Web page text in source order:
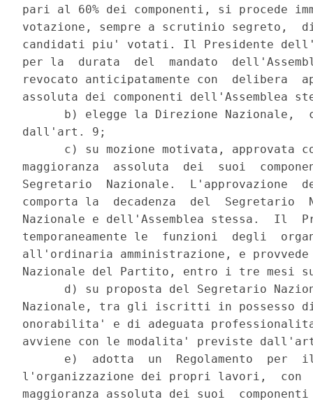
pari al 60% dei componenti, si procede
votazione, sempre a scrutinio
candidati piu' votati. Il Presidente
per la  durata  del  mandato
revocato anticipatamente con  delibera
assoluta dei componenti dell'Assemblea
b) elegge la Direzione Nazionale,
dall'art. 9;
c) su mozione motivata, approvata
maggioranza  assoluta  dei  suoi
Segretario  Nazionale.  L'approvazione
comporta la  decadenza  del  Segretario
Nazionale e dell'Assemblea stessa.  Il
temporaneamente le  funzioni  degli
all'ordinaria amministrazione, e
Nazionale del Partito, entro i tre mesi
d) su proposta del Segretario
Nazionale, tra gli iscritti in possesso
onorabilita' e di adeguata
avviene con le modalita' previste
e)  adotta  un  Regolamento  per
l'organizzazione dei propri lavori,
maggioranza assoluta dei suoi